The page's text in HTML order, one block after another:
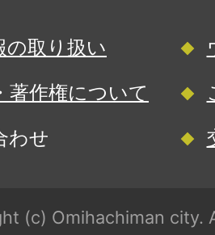
の取り扱い
著作権について
わせ
(c) Omihachiman city.